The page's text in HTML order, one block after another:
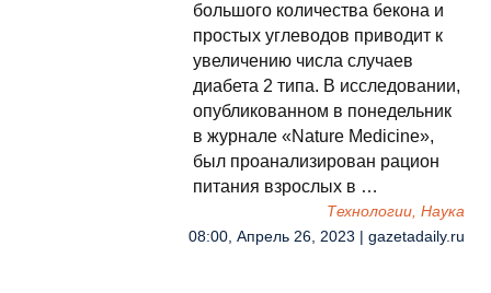
большого количества бекона и
простых углеводов приводит к
увеличению числа случаев
диабета 2 типа. В исследовании,
опубликованном в понедельник
в журнале «Nature Medicine»,
был проанализирован рацион
питания взрослых в …
Технологии, Наука
08:00, Апрель 26, 2023 | gazetadaily.ru